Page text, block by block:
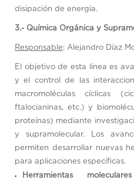
disipación de energía.
3.- Química Orgánica y
Responsable: Alejandro Díaz
El objetivo de esta línea es
y el control de las
macromoléculas cíclicas
ftalocianinas, etc.) y
proteínas) mediante
y supramolecular. Los
permiten desarrollar nuevas
para aplicaciones específicas.
Herramientas